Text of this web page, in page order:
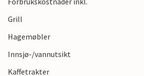
Grill
Hagemøbler
Innsjø-/vannutsikt
Kaffetrakter